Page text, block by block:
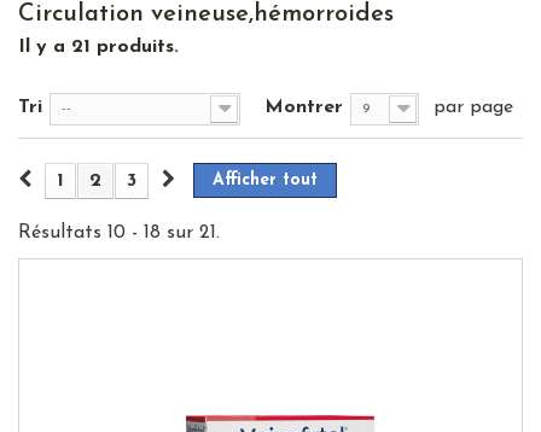
Circulation veineuse,hémorroides
Il y a 21 produits.
Tri -- Montrer 9 par page
Afficher tout
1 2 3
Résultats 10 - 18 sur 21.